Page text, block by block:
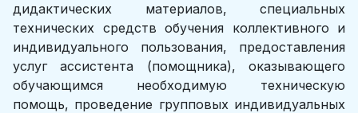
дидактических материалов, специальных
технических средств обучения коллективного и
индивидуального пользования, предо­ставления
услуг ассистента (помощника), оказывающего
обучающимся необходимую техническую
помощь, проведение групповых индивидуаль­ных